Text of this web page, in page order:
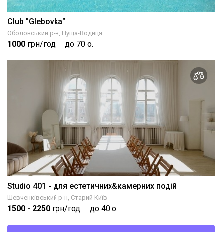
Club "Glebovka"
Оболонський р-н, Пуща-Водиця
1000 грн/год до 70 о.
Studio 401 - для естетичних&камерних подій
Шевченківський р-н, Старий Київ
1500 - 2250 грн/год до 40 о.